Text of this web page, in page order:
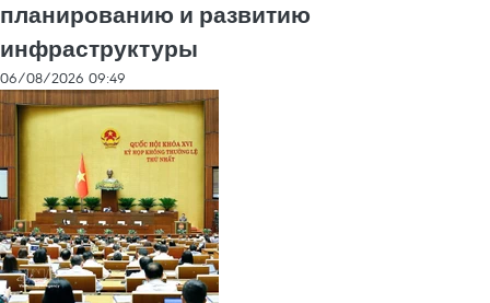
планированию и развитию
инфраструктуры
06/08/2026 09:49